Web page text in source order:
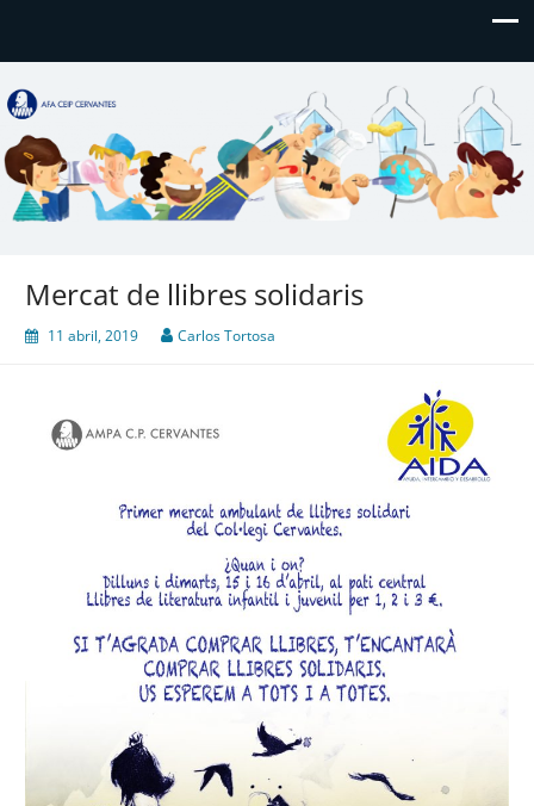
AFA CEIP Cervantes València
AFA CEIP Cervantes València
Mercat de llibres solidaris
11 abril, 2019 Carlos Tortosa